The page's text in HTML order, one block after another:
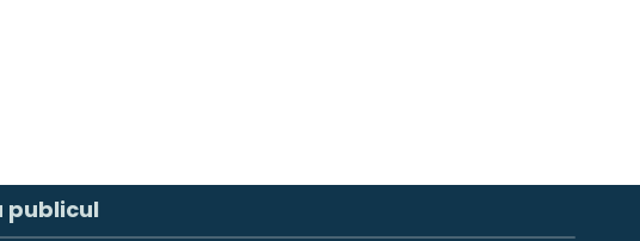
publicul